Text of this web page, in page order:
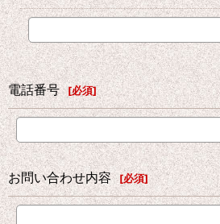
電話番号 [必須]
お問い合わせ内容 [必須]